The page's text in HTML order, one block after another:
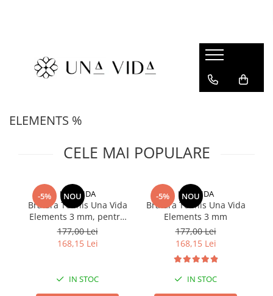
Cadouri pentru EA
CADOURI sub 150 lei - EL
ELEMENTS %
CELE MAI POPULARE
-5% NOU
UNA VIDA
Bratara Tennis Una Vida
Elements 3 mm, pentru
barbati
177,00 Lei
168,15 Lei
IN STOC
-5% NOU
UNA VIDA
Bratara Tennis Una Vida
Elements 3 mm
177,00 Lei
168,15 Lei
IN STOC